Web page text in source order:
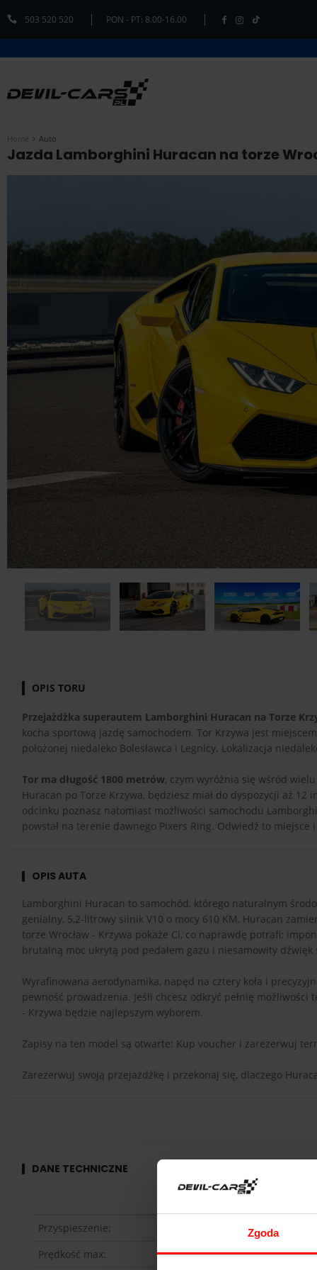
Zgoda
503 520 520 PON - PT: 8.00-16.00
Home Auto
Jazda Lamborghini Huracan na torze
OPIS TORU
Przejażdżka superautem Lamborghini Huracan na Torze
kocha sportową jazdę samochodem. Tor Krzywa jest
położonej niedaleko Bolesławca i Legnicy. Lokalizacja
Tor ma długość 1800 metrów, czym wyróżnia się wśród
Huracan po Torze Krzywa, będziesz miał do dyspozycji aż
odcinku poznasz natomiast możliwości samochodu
powstał na terenie dawnego Pixers Ring. Odwiedź to
OPIS AUTA
Lamborghini Huracan to samochód, którego naturalnym
genialny, 5,2-litrowy silnik V10 o mocy 610 KM, Huracan
torze Wrocław - Krzywa pokaże Ci, co naprawdę potrafi:
brutalną moc ukrytą pod pedałem gazu i niesamowity dźwięk
Wyrafinowana aerodynamika, napęd na cztery koła i
pewność prowadzenia. Jeśli chcesz odkryć pełnię
- Krzywa będzie najlepszym wyborem.
Zapisy na ten model są otwarte: Kup voucher i zarezerwuj
Zarezerwuj swoją przejażdżkę i przekonaj się, dlaczego
DANE TECHNICZNE
Przyspieszenie:
Prędkość max: